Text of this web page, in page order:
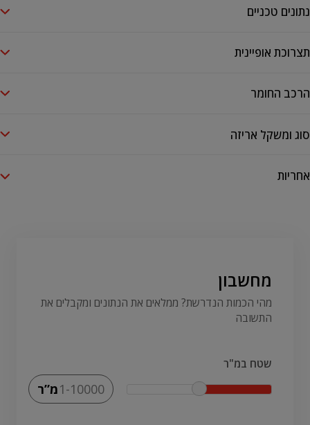
נתונים טכניים
תצרוכת אופיינית
הרכב החומר
סוג ומשקל אריזה
אחריות
מחשבון
מהי הכמות הנדרשת? ממלאים את הנתונים ומקבלים את
התשובה
שטח במ"ר
מ”ר